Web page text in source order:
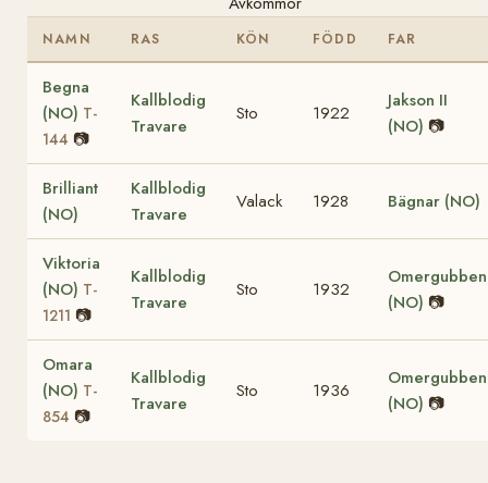
NAMN RAS KÖN FÖDD FAR
Begna
(NO) T-
144 📷
Kallblodig
Travare
Sto 1922
Jakson II
(NO) 📷
Brilliant
(NO)
Kallblodig
Travare
Valack 1928 Bägnar (NO)
Viktoria
(NO) T-
1211 📷
Kallblodig
Travare
Sto 1932
Omergubben
(NO) 📷
Omara
(NO) T-
854 📷
Kallblodig
Travare
Sto 1936
Omergubben
(NO) 📷